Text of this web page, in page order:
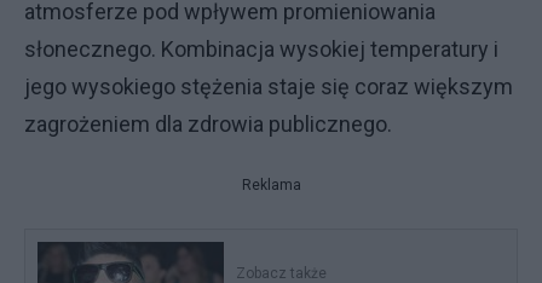
atmosferze pod wpływem promieniowania
słonecznego. Kombinacja wysokiej temperatury i
jego wysokiego stężenia staje się coraz większym
zagrożeniem dla zdrowia publicznego.
Reklama
Zobacz także